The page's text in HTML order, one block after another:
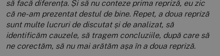
să facă diferența. Și să nu conteze prima repriză, eu zic
că ne-am prezentat destul de bine. Repet, a doua repriză
sunt multe lucruri de discutat și de analizat, să
identificăm cauzele, să tragem concluziile, după care să
ne corectăm, să nu mai arătăm așa în a doua repriză.